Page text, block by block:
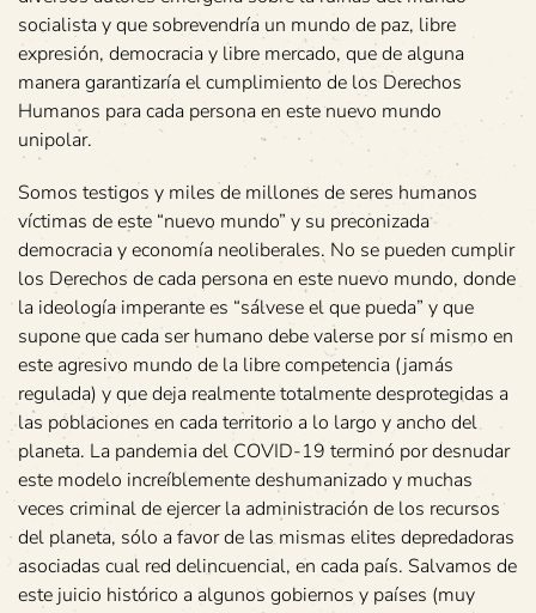
socialista y que sobrevendría un mundo de paz, libre
expresión, democracia y libre mercado, que de alguna
manera garantizaría el cumplimiento de los Derechos
Humanos para cada persona en este nuevo mundo
unipolar.
Somos testigos y miles de millones de seres humanos
víctimas de este “nuevo mundo” y su preconizada
democracia y economía neoliberales. No se pueden cumplir
los Derechos de cada persona en este nuevo mundo, donde
la ideología imperante es “sálvese el que pueda” y que
supone que cada ser humano debe valerse por sí mismo en
este agresivo mundo de la libre competencia (jamás
regulada) y que deja realmente totalmente desprotegidas a
las poblaciones en cada territorio a lo largo y ancho del
planeta. La pandemia del COVID-19 terminó por desnudar
este modelo increíblemente deshumanizado y muchas
veces criminal de ejercer la administración de los recursos
del planeta, sólo a favor de las mismas elites depredadoras
asociadas cual red delincuencial, en cada país. Salvamos de
este juicio histórico a algunos gobiernos y países (muy